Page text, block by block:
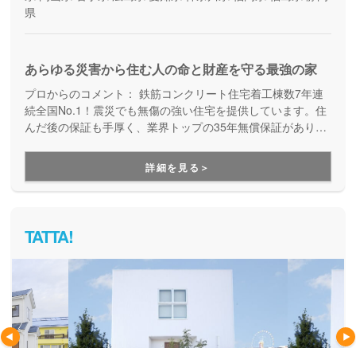
県
あらゆる災害から住む人の命と財産を守る最強の家
プロからのコメント：
続全国No.1！震災でも無傷の強い住宅を提供しています。住
んだ後の保証も手厚く、業界トップの35年無償保証があり、
した災害対策で安心できる家づくりをしたい方にオススメで
詳細を見る＞
TATTA!